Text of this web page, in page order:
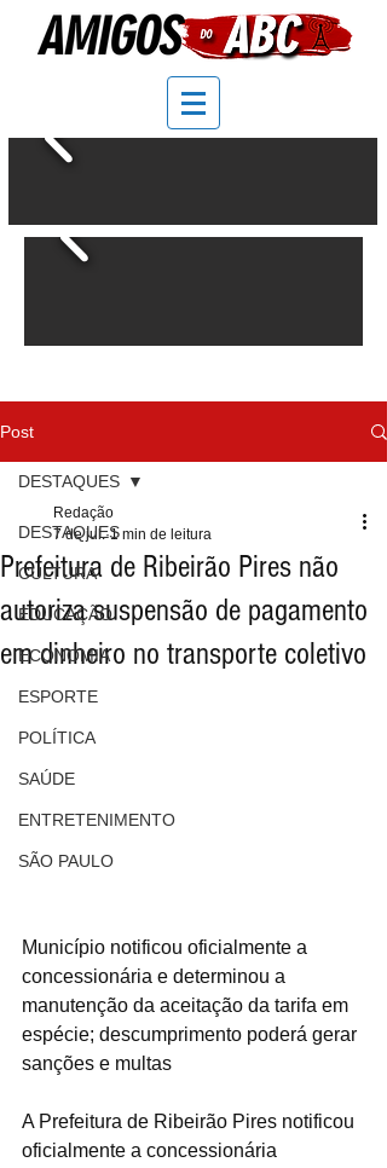
Post
DESTAQUES
CULTURA
EDUCAÇÃO
ECONOMIA
ESPORTE
POLÍTICA
SAÚDE
ENTRETENIMENTO
SÃO PAULO
DESTAQUES
Prefeitura de Ribeirão Pires não
autoriza suspensão de pagamento
em dinheiro no transporte coletivo
Redação
7 de jul. 1 min de leitura
Município notificou oficialmente a
concessionária e determinou a
manutenção da aceitação da tarifa em
espécie; descumprimento poderá gerar
sanções e multas
A Prefeitura de Ribeirão Pires notificou
oficialmente a concessionária